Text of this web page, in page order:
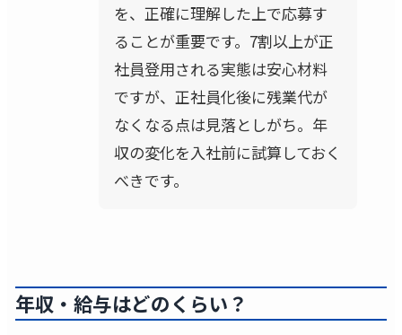
を、正確に理解した上で応募す
ることが重要です。7割以上が正
社員登用される実態は安心材料
ですが、正社員化後に残業代が
なくなる点は見落としがち。年
収の変化を入社前に試算しておく
べきです。
年収・給与はどのくらい？